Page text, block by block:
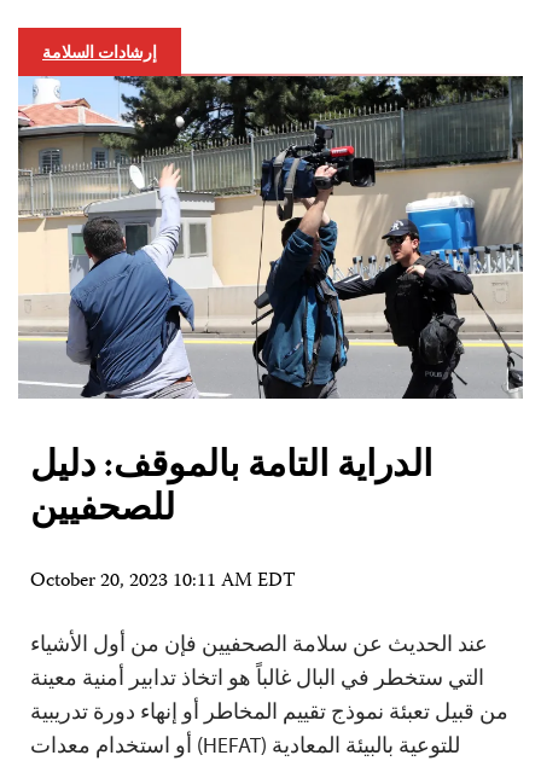
إرشادات السلامة
الدراية التامة بالموقف: دليل
للصحفيين
October 20, 2023 10:11 AM EDT
عند الحديث عن سلامة الصحفيين فإن من أول الأشياء
التي ستخطر في البال غالباً هو اتخاذ تدابير أمنية معينة
من قبيل تعبئة نموذج تقييم المخاطر أو إنهاء دورة تدريبية
للتوعية بالبيئة المعادية (HEFAT) أو استخدام معدات